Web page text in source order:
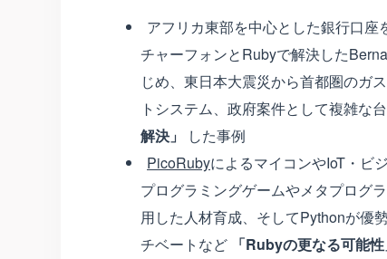
アフリカ東部を中心とした銀行口
チャーフォンとRubyで解決した
じめ、東日本大震災から首都圏のガ
トシステム、政府案件として複雑な
解決」
した事例
PicoRubyによるマイコンやIoT・ビ
プログラミングゲームやメタプログ
用した人材育成、そしてPythonが優
チベートなど 「Rubyの更なる可能性